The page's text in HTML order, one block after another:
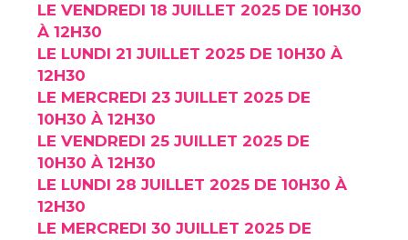
LE VENDREDI 18 JUILLET 2025 DE 10H30
À 12H30
LE LUNDI 21 JUILLET 2025 DE 10H30 À
12H30
LE MERCREDI 23 JUILLET 2025 DE
10H30 À 12H30
LE VENDREDI 25 JUILLET 2025 DE
10H30 À 12H30
LE LUNDI 28 JUILLET 2025 DE 10H30 À
12H30
LE MERCREDI 30 JUILLET 2025 DE